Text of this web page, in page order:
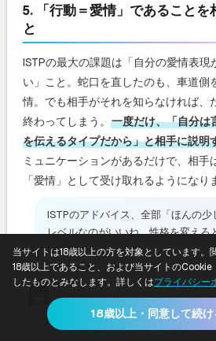
5. 「行動＝愛情」であることを
と
ISTPの最大の課題は「自分の愛情表現
い」こと。蛇口を直したのも、車道側
情。でも相手がそれを知らなければ、
終わってしまう。 一度だけ、「自分は
を伝えるタイプだから」と相手に説明
ミュニケーションがあるだけで、相手
「愛情」として受け取れるようになり
ISTPのアドバイス、全部「ほんの少
レベルなのがいいね。性格を変えろ
い。
しずく
ISTPの恋愛スタイル自体は素晴
愛を示す」って、実はすごく
の素晴らしさが伝わるように「
女風とは 店舗検索
当サイトは18歳以上の方を対象としています。
18歳以上であること、および当サイトの
したものとみなします。詳しくはプライバシー
18歳以上・同意して続け